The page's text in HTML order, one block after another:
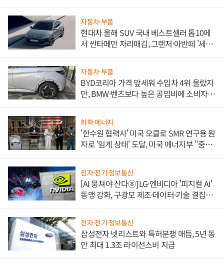
자동차·부품
현대차 올해 SUV 국내 베스트셀러 톱10에
서 싼타페만 자리매김, 그랜저·아반떼 '세단
자동차·부품
BYD코리아 가격 앞세워 수입차 4위 올랐지
만, BMW·벤츠보다 높은 공임비에 소비자
화학·에너지
'한수원 협력사' 미국 오클로 SMR 연구용 원
자로 '임계 상태' 도달, 미국 에너지부 "중요
전자·전기·정보통신
[AI 뭉쳐야 산다⑧] LG·엔비디아 '피지컬 AI'
동맹 강화, 구광모 제조·데이터·기술 결집
전자·전기·정보통신
삼성전자 넷리스트와 특허분쟁 매듭, 5년 동
안 최대 1.3조 라이선스비 지급